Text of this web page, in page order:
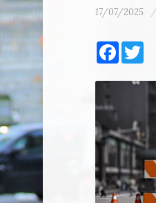
17/07/2025
Facebook